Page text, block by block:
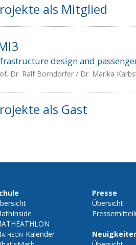
als Mitglied
design and
Dr. Ralf Borndörfer / Dr. Marika
als Gast
-Kalender
Presse
Übersicht